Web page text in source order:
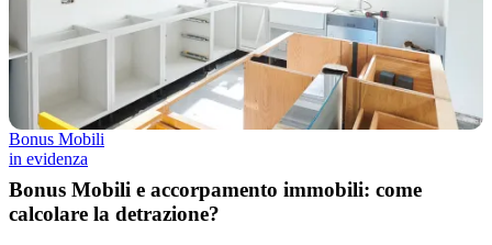
Bonus Mobili
in evidenza
Bonus Mobili e accorpamento immobili: come
calcolare la detrazione?